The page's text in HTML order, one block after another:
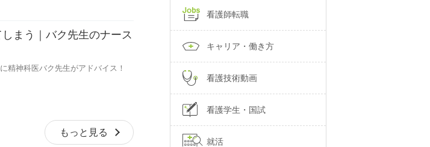
まう｜バク先生のナース
精神科医バク先生がアドバイス！
もっと見る
看護師転職
キャリア・働き方
看護技術動画
看護学生・国試
就活